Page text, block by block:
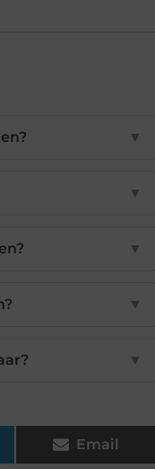
▼
▼
▼
▼
▼
Email